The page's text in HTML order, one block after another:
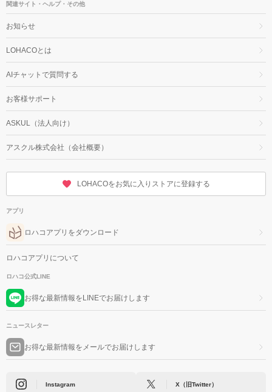
関連サイト・ヘルプ・その他
お知らせ
LOHACOとは
AIチャットで質問する
お客様サポート
ASKUL（法人向け）
アスクル株式会社（会社概要）
LOHACOをお気に入りストアに登録する
アプリ
ロハコアプリをダウンロード
ロハコアプリについて
ロハコ公式LINE
お得な最新情報をLINEでお届けします
ニュースレター
お得な最新情報をメールでお届けします
Instagram X（旧Twitter）